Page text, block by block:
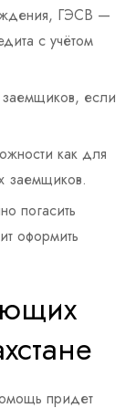
ГЭСВ —
с учётом
если
как для
заемщиков.
погасить
оформить
придет